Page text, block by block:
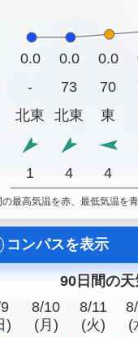
0.0 0.0 0.0
-
73 70
北東
北東 東
1 4 4
最高気温を赤、最低気温を青
コンパスを表示
90日間の
)
8/10
(月)
8/11
(火)
(